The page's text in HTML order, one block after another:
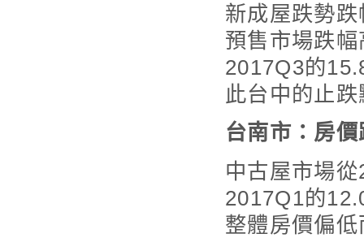
新成屋跌勢
預售市場跌
2017Q3的
此台中的止
台南市：房
中古屋市場
2017Q1的
整體房價偏